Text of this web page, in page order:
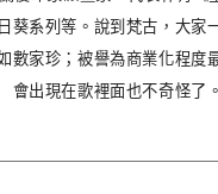
葵系列等。 說到梵古，大家
數家珍；被譽為商業化程度
會出現在歌裡面也不奇怪了。